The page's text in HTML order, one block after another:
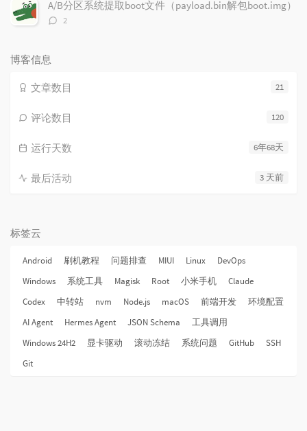
A/B分区系统提取boot文件（payload.bin解包boot.img）
评
2
博客信息
21
文章数目
120
评论数目
6年68天
运行天数
3 天前
最后活动
标签云
Android 刷机教程 问题排查 MIUI Linux
DevOps
Windows
系统工具 Magisk Root 小米手机
Claude
Codex
中转站 nvm Node.js macOS 前端开发
环境配置
AI Agent
Hermes Agent JSON Schema
工具调用
Windows 24H2
显卡驱动 滚动冻结 系统问题 GitHub
SSH
Git